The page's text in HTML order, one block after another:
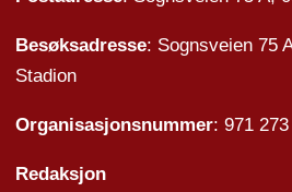
Besøksadresse: Sognsveien 75
Stadion
Organisasjonsnummer: 971
Redaksjon